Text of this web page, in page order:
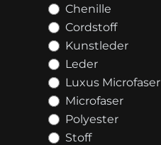
Chenille
Cordstoff
Kunstleder
Leder
Luxus Microfaser
Microfaser
Polyester
Stoff